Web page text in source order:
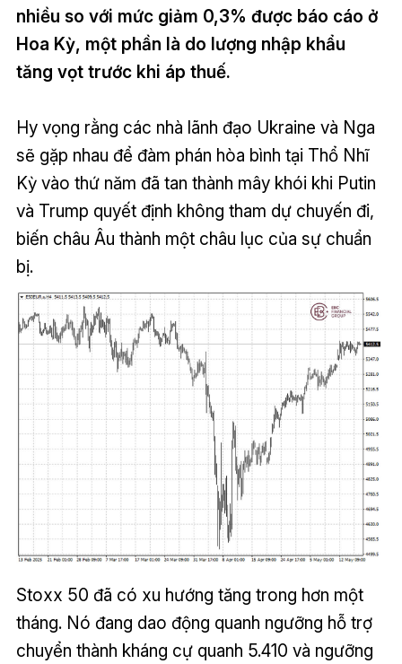
nhiều so với mức giảm 0,3% được báo cáo ở
Hoa Kỳ, một phần là do lượng nhập khẩu
tăng vọt trước khi áp thuế.
Hy vọng rằng các nhà lãnh đạo Ukraine và Nga
sẽ gặp nhau để đàm phán hòa bình tại Thổ Nhĩ
Kỳ vào thứ năm đã tan thành mây khói khi Putin
và Trump quyết định không tham dự chuyến đi,
biến châu Âu thành một châu lục của sự chuẩn
bị.
Stoxx 50 đã có xu hướng tăng trong hơn một
tháng. Nó đang dao động quanh ngưỡng hỗ trợ
chuyển thành kháng cự quanh 5.410 và ngưỡng